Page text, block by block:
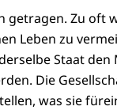
getragen. Zu oft
Leben zu
Staat
Die
was sie